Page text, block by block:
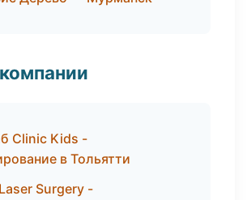
Clinic Kids -
в Тольятти
Surgery -